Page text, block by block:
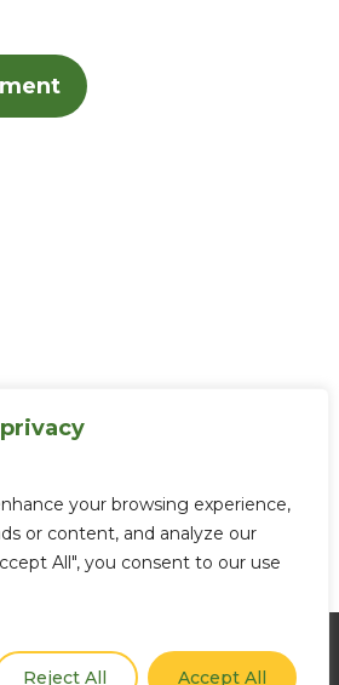
your browsing experience,
or content, and analyze our
All", you consent to our use
Reject All Accept All